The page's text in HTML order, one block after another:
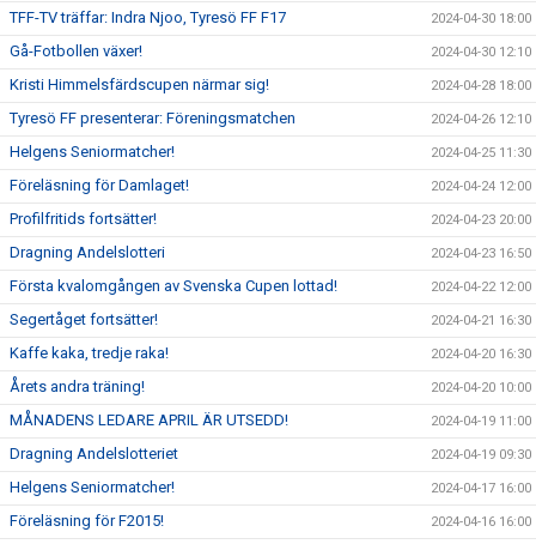
TFF-TV träffar: Indra Njoo, Tyresö FF F17 2024-04-30 18:00
Gå-Fotbollen växer! 2024-04-30 12:10
Kristi Himmelsfärdscupen närmar sig! 2024-04-28 18:00
Tyresö FF presenterar: Föreningsmatchen 2024-04-26 12:10
Helgens Seniormatcher! 2024-04-25 11:30
Föreläsning för Damlaget! 2024-04-24 12:00
Profilfritids fortsätter! 2024-04-23 20:00
Dragning Andelslotteri 2024-04-23 16:50
Första kvalomgången av Svenska Cupen lottad! 2024-04-22 12:00
Segertåget fortsätter! 2024-04-21 16:30
Kaffe kaka, tredje raka! 2024-04-20 16:30
Årets andra träning! 2024-04-20 10:00
MÅNADENS LEDARE APRIL ÄR UTSEDD! 2024-04-19 11:00
Dragning Andelslotteriet 2024-04-19 09:30
Helgens Seniormatcher! 2024-04-17 16:00
Föreläsning för F2015! 2024-04-16 16:00